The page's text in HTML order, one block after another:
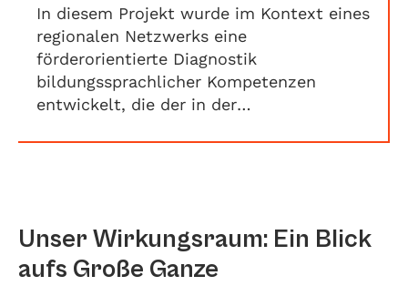
In diesem Projekt wurde im Kontext eines
regionalen Netzwerks eine
förderorientierte Diagnostik
bildungssprachlicher Kompetenzen
entwickelt, die der in der
Unser Wirkungsraum: Ein Blick
aufs Große Ganze